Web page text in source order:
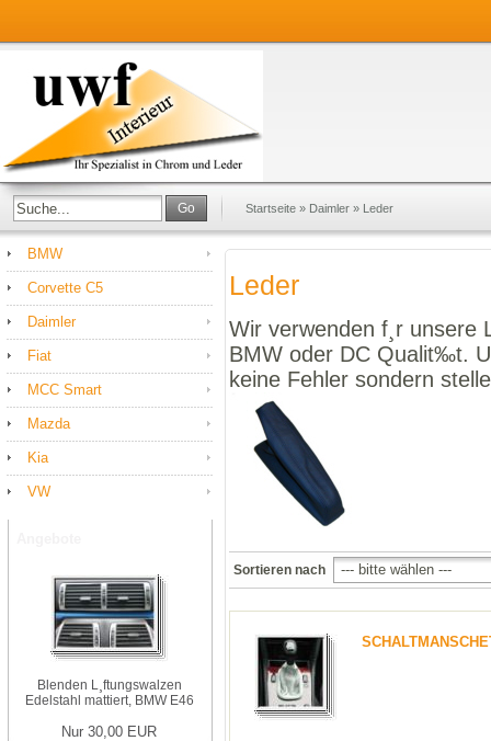
Go Startseite » Daimler » Leder
BMW
Corvette C5
Daimler
Fiat
MCC Smart
Mazda
Kia
VW
Blenden L¸ftungswalzen
Edelstahl mattiert, BMW E46
Nur 30,00 EUR
Leder
Wir verwenden f¸r unsere
BMW oder DC Qualit‰t.
keine Fehler sondern
Sortieren nach